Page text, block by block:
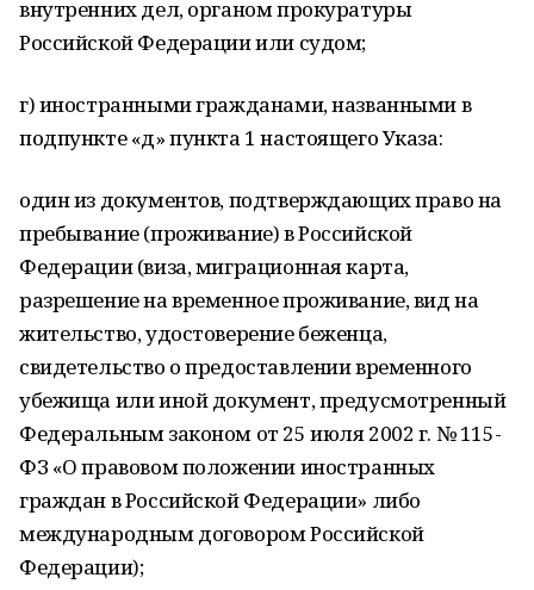
внутренних дел, органом прокуратуры
Российской Федерации или судом;
г) иностранными гражданами, названными в
подпункте «д» пункта 1 настоящего Указа:
один из документов, подтверждающих право на
пребывание (проживание) в Российской
Федерации (виза, миграционная карта,
разрешение на временное проживание, вид на
жительство, удостоверение беженца,
свидетельство о предоставлении временного
убежища или иной документ, предусмотренный
Федеральным законом от 25 июля 2002 г. № 115-
ФЗ «О правовом положении иностранных
граждан в Российской Федерации» либо
международным договором Российской
Федерации);